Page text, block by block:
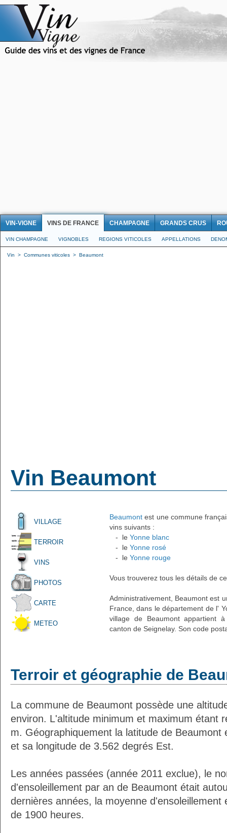
VIN-VIGNE VINS DE FRANCE CHAMPAGNE GRANDS CRUS
VIN CHAMPAGNE VIGNOBLES REGIONS VITICOLES APPELLATIONS
Vin > Communes viticoles > Beaumont
Vin Beaumont
VILLAGE
TERROIR
VINS
PHOTOS
CARTE
METEO
Beaumont est une commune
vins suivants :
- le Yonne blanc
- le Yonne rosé
- le Yonne rouge
Vous trouverez tous les détails de
Administrativement, Beaumont est
France, dans le département de l'
village de Beaumont appartient
canton de Seignelay. Son code
Terroir et géographie de
La commune de Beaumont possède une
environ. L'altitude minimum et maximum étant
m. Géographiquement la latitude de Beaumont
et sa longitude de 3.562 degrés Est.
Les années passées (année 2011 exclue), le
d'ensoleillement par an de Beaumont était
dernières années, la moyenne d'ensoleillement
de 1900 heures.